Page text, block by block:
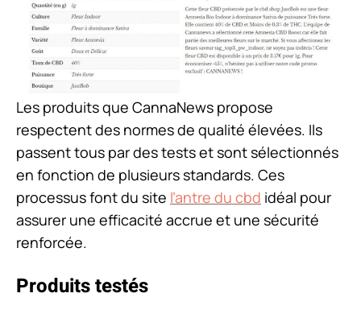
Les produits que CannaNews propose
respectent des normes de qualité élevées. Ils
passent tous par des tests et sont sélectionnés
en fonction de plusieurs standards. Ces
processus font du site l’antre du cbd idéal pour
assurer une efficacité accrue et une sécurité
renforcée.
Produits testés